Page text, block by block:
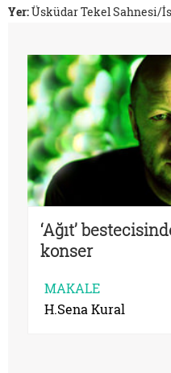
Yer:Üsküdar Tekel Sahnesi/
‘Ağıt’
konser
MAKALE
H.Sena Kural